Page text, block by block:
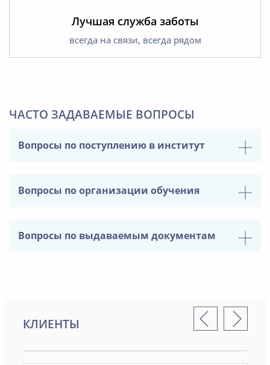
Лучшая служба заботы
всегда на связи, всегда рядом
ЧАСТО ЗАДАВАЕМЫЕ ВОПРОСЫ
Вопросы по поступлению в институт
Вопросы по организации обучения
Вопросы по выдаваемым документам
КЛИЕНТЫ